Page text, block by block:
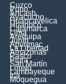
Cuzco
Puno
Ancash
Ayacucho
Huancavelica
Huanuco
Cajamarca
Lima
Arequipa
Junín
Apurimac
La Libertad
Amazonas
Pasco
Piura
San Martín
Loreto
Lambayeque
Ica
Moquegua